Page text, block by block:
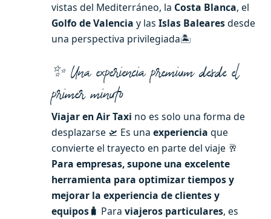
vistas del Mediterráneo, la Costa Blanca, el
Golfo de Valencia y las Islas Balearesdesde
una perspectiva privilegiada🏝️
✨ Una experiencia premium desde el
primer minuto
Viajar en Air Taxi no es solo una forma de
desplazarse 🛫 Es una experiencia que
convierte el trayecto en parte del viaje 🥂
Para empresas, supone una excelente
herramienta para optimizar tiempos y
mejorar la experiencia de clientes y
equipos🧳 Para viajeros particulares, es